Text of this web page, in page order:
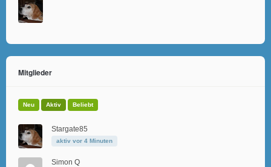
Mitglieder
Neu Aktiv Beliebt
Stargate85
aktiv vor 4 Minuten
Simon Q